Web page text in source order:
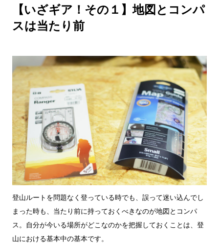
【いざギア！その１】地図とコンパ
スは当たり前
登山ルートを問題なく登っている時でも、誤って迷い込んでし
まった時も、当たり前に持っておくべきなのが地図とコンパ
ス。自分が今いる場所がどこなのかを把握しておくことは、登
山における基本中の基本です。